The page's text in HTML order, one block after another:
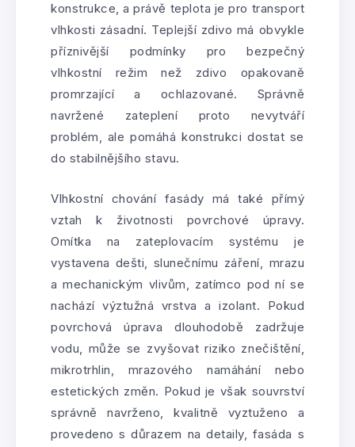
konstrukce, a právě teplota je pro transport
vlhkosti zásadní. Teplejší zdivo má obvykle
příznivější podmínky pro bezpečný
vlhkostní režim než zdivo opakovaně
promrzající a ochlazované. Správně
navržené zateplení proto nevytváří
problém, ale pomáhá konstrukci dostat se
do stabilnějšího stavu.
Vlhkostní chování fasády má také přímý
vztah k životnosti povrchové úpravy.
Omítka na zateplovacím systému je
vystavena dešti, slunečnímu záření, mrazu
a mechanickým vlivům, zatímco pod ní se
nachází výztužná vrstva a izolant. Pokud
povrchová úprava dlouhodobě zadržuje
vodu, může se zvyšovat riziko znečištění,
mikrotrhlin, mrazového namáhání nebo
estetických změn. Pokud je však souvrství
správně navrženo, kvalitně vyztuženo a
provedeno s důrazem na detaily, fasáda s